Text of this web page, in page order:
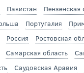
Пакистан
Пензенская
Португалия
Россия Ростовская
Самарская область
Саудовская Аравия